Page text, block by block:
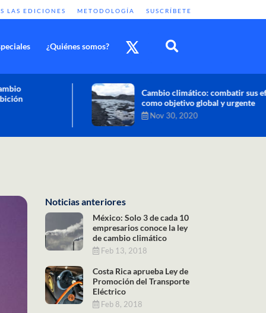
LAS EDICIONES METODOLOGÍA SUSCRÍBETE
¿Quiénes somos?
Cambio climático: combatir sus efectos
como objetivo global y urgente
Nov 30, 2020
Noticias anteriores
México: Solo 3 de cada 10
empresarios conoce la ley
de cambio climático
Feb 13, 2018
Costa Rica aprueba Ley de
Promoción del Transporte
Eléctrico
Feb 8, 2018